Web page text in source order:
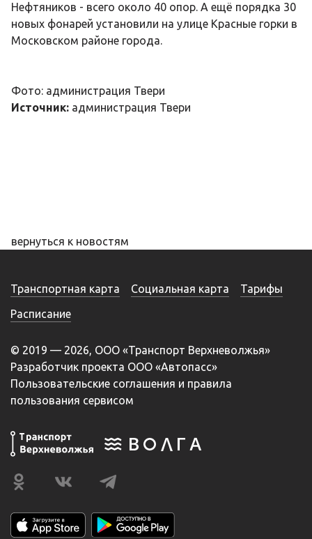
Нефтяников - всего около 40 опор. А ещё порядка 30
новых фонарей установили на улице Красные горки в
Московском районе города.
Фото: администрация Твери
Источник: администрация Твери
вернуться к новостям
Транспортная карта Социальная карта
Тарифы
Расписание
© 2019 — 2026, ООО «Транспорт Верхневолжья»
Разработчик проекта ООО «Автопасс»
Пользовательские соглашения и правила
пользования сервисом